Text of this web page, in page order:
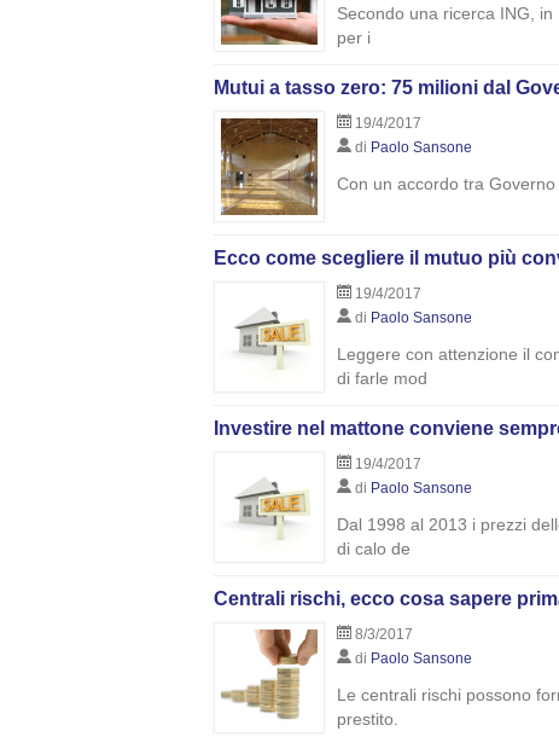
Secondo una ricerca ING,
per i
Mutui a tasso zero: 75 milioni dal
19/4/2017
di Paolo Sansone
Con un accordo tra
Ecco come scegliere il mutuo più
19/4/2017
di Paolo Sansone
Leggere con attenzione il
di farle mod
Investire nel mattone conviene
19/4/2017
di Paolo Sansone
Dal 1998 al 2013 i prezzi
di calo de
Centrali rischi, ecco cosa sapere
8/3/2017
di Paolo Sansone
Le centrali rischi possono
prestito.